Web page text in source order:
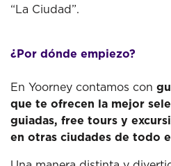
“La Ciudad”.
¿Por dónde empiezo?
En Yoorney contamos con
que te ofrecen la mejor
guiadas, free tours y
en otras ciudades de todo